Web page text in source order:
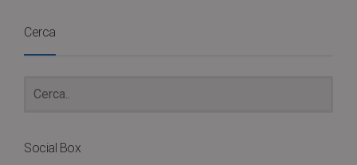
Cerca
Social Box